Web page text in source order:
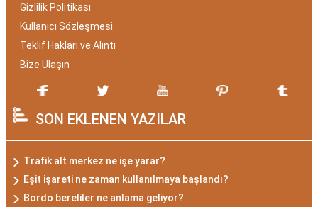
Gizlilik Politikası
Kullanıcı Sözleşmesi
Teklif Hakları ve Alıntı
Bize Ulaşın
SON EKLENEN YAZILAR
Trafik alt merkez ne işe yarar?
Eşit işareti ne zaman kullanılmaya başlandı?
Bordo bereliler ne anlama geliyor?